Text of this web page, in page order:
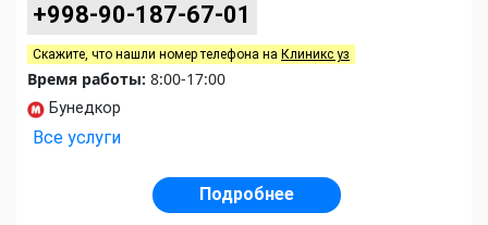
+998-90-187-67-01
Скажите, что нашли номер телефона на Клиникс уз
Время работы: 8:00-17:00
Бунедкор
Все услуги
Подробнее